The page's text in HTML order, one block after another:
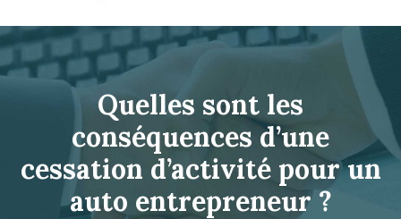
Quelles sont les
conséquences d’une
cessation d’activité pour un
auto entrepreneur ?